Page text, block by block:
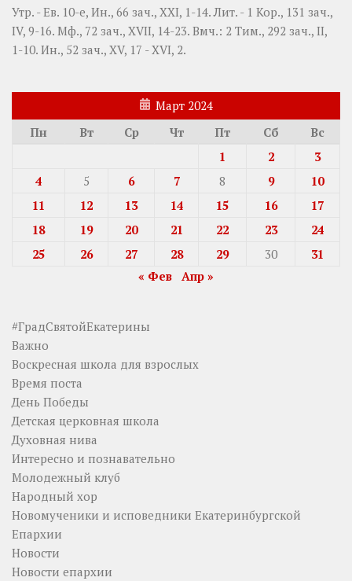
Утр. - Ев. 10-е, Ин., 66 зач., XXI, 1-14.Лит. - 1 Кор., 131 зач.,
IV, 9-16. Мф., 72 зач., XVII, 14-23. Вмч.: 2 Тим., 292 зач., II,
1-10. Ин., 52 зач., XV, 17 - XVI, 2.
Март 2024
Пн
Вт Ср Чт Пт Сб
Вс
1
2
3
4
5 6 7 8 9
10
11
12 13 14 15 16
17
18
19 20 21 22 23
24
25
26 27 28 29 30
31
« Фев
Апр »
#ГрадСвятойЕкатерины
Важно
Воскресная школа для взрослых
Время поста
День Победы
Детская церковная школа
Духовная нива
Интересно и познавательно
Молодежный клуб
Народный хор
Новомученики и исповедники Екатеринбургской
Епархии
Новости
Новости епархии